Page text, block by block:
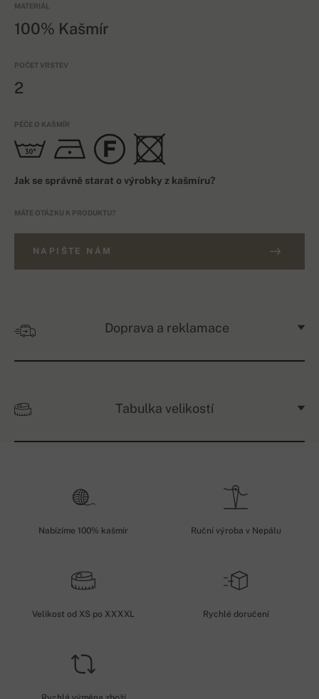
MATERIÁL
100% Kašmír
POČET VRSTEV
2
PÉČE O KAŠMÍR
Jak se správně starat o výrobky z kašmíru?
MÁTE OTÁZKU K PRODUKTU?
NAPIŠTE NÁM
Doprava a reklamace
Tabulka velikostí
Nabízíme 100% kašmír Ruční výroba v Nepálu
Velikost od XS po XXXXL Rychlé doručení